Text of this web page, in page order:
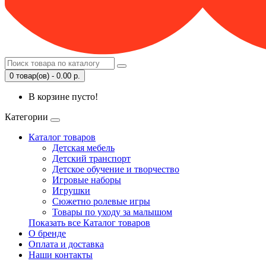
0 товар(ов) - 0.00 р.
В корзине пусто!
Категории
Каталог товаров
Детская мебель
Детский транспорт
Детское обучение и творчество
Игровые наборы
Игрушки
Сюжетно ролевые игры
Товары по уходу за малышом
Показать все Каталог товаров
О бренде
Оплата и доставка
Наши контакты